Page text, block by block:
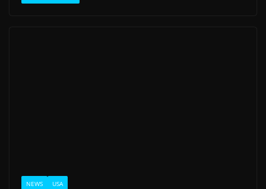
NEWS USA